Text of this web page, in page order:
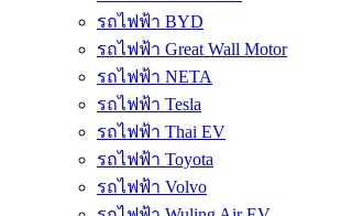
รถไฟฟ้า BYD
รถไฟฟ้า Great Wall Motor
รถไฟฟ้า NETA
รถไฟฟ้า Tesla
รถไฟฟ้า Thai EV
รถไฟฟ้า Toyota
รถไฟฟ้า Volvo